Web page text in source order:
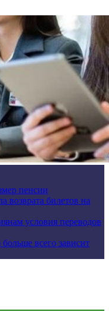
пенсии
возврата билетов на
условия переводов
всего зависит